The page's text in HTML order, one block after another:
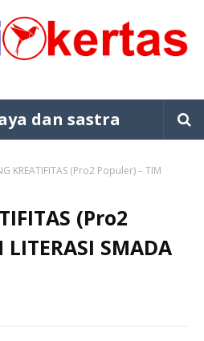
dan sastra
KREATIFITAS (Pro2 Populer) – TIM
(Pro2
SMADA